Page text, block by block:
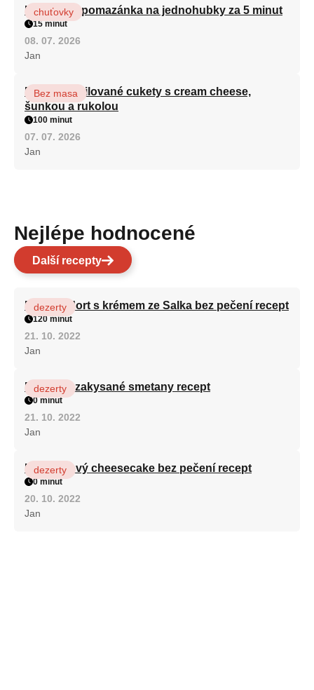
Královská pomazánka na jednohubky za 5 minut
chuťovky
15 minut
08. 07. 2026
Jan
Roláda z grilované cukety s cream cheese,
šunkou a rukolou
Bez masa
100 minut
07. 07. 2026
Jan
Nejlépe hodnocené
Další recepty
Patrový dort s krémem ze Salka bez pečení recept
dezerty
120 minut
21. 10. 2022
Jan
Fánky ze zakysané smetany recept
dezerty
0 minut
21. 10. 2022
Jan
Karamelový cheesecake bez pečení recept
dezerty
0 minut
20. 10. 2022
Jan